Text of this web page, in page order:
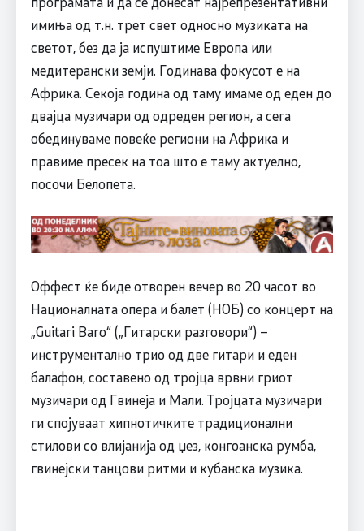
имиња од т.н. трет свет односно музиката на
светот, без да ја испуштиме Европа или
медитерански земји. Годинава фокусот е на
Африка. Секоја година од таму имаме од еден до
двајца музичари од одреден регион, а сега
обединуваме повеќе региони на Африка и
правиме пресек на тоа што е таму актуелно,
посочи Белопета.
Оффест ќе биде отворен вечер во 20 часот во
Националната опера и балет (НОБ) со концерт на
„Guitari Baro“ („Гитарски разговори“) –
инструментално трио од две гитари и еден
балафон, составено од тројца врвни гриот
музичари од Гвинеја и Мали. Тројцата музичари
ги спојуваат хипнотичките традиционални
стилови со влијанија од џез, конгоанска румба,
гвинејски танцови ритми и кубанска музика.